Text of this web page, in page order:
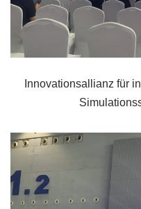
Innovationsallianz für